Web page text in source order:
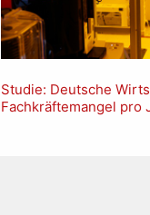
Studie: Deutsche
Fachkräftemangel pro